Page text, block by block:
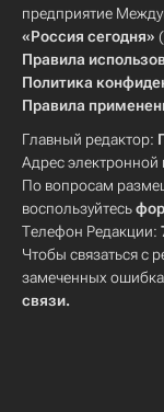
предприятие
«Россия сегодня»
Правила
Политика
Правила
Главный редактор:
Адрес электронной
По вопросам
воспользуйтесь
Телефон Редакции:
Чтобы связаться с
замеченных
связи.